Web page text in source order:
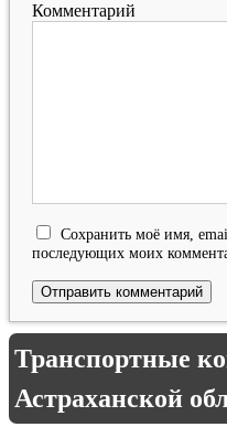
Комментарий
Сохранить моё имя,
последующих моих
Транспортные
Астраханской